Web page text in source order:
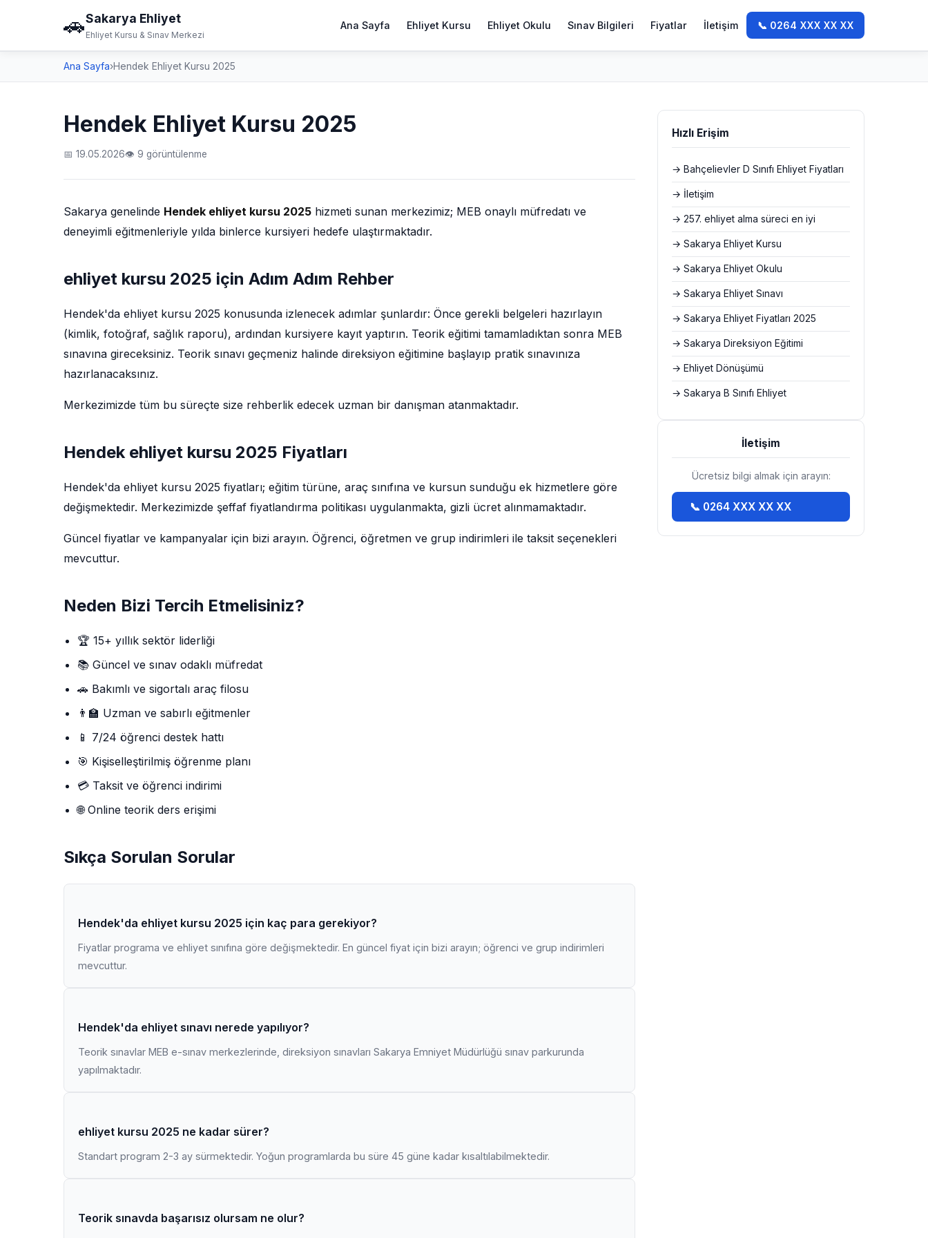
🚗Sakarya Ehliyet
Ehliyet Kursu & Sınav Merkezi
Ana Sayfa Ehliyet Kursu Ehliyet Okulu Sınav Bilgileri Fiyatlar İletişim 📞 0264 XXX XX XX
Ana Sayfa›Hendek Ehliyet Kursu 2025
Hendek Ehliyet Kursu 2025
📅 19.05.2026👁 9 görüntülenme
Sakarya genelinde Hendek ehliyet kursu 2025 hizmeti sunan merkezimiz; MEB onaylı müfredatı ve
deneyimli eğitmenleriyle yılda binlerce kursiyeri hedefe ulaştırmaktadır.
ehliyet kursu 2025 için Adım Adım Rehber
Hendek'da ehliyet kursu 2025 konusunda izlenecek adımlar şunlardır: Önce gerekli belgeleri hazırlayın
(kimlik, fotoğraf, sağlık raporu), ardından kursiyere kayıt yaptırın. Teorik eğitimi tamamladıktan sonra MEB
sınavına gireceksiniz. Teorik sınavı geçmeniz halinde direksiyon eğitimine başlayıp pratik sınavınıza
hazırlanacaksınız.
Merkezimizde tüm bu süreçte size rehberlik edecek uzman bir danışman atanmaktadır.
Hendek ehliyet kursu 2025 Fiyatları
Hendek'da ehliyet kursu 2025 fiyatları; eğitim türüne, araç sınıfına ve kursun sunduğu ek hizmetlere göre
değişmektedir. Merkezimizde şeffaf fiyatlandırma politikası uygulanmakta, gizli ücret alınmamaktadır.
Güncel fiyatlar ve kampanyalar için bizi arayın. Öğrenci, öğretmen ve grup indirimleri ile taksit seçenekleri
mevcuttur.
Neden Bizi Tercih Etmelisiniz?
🏆 15+ yıllık sektör liderliği
📚 Güncel ve sınav odaklı müfredat
🚗 Bakımlı ve sigortalı araç filosu
👨‍🏫 Uzman ve sabırlı eğitmenler
📱 7/24 öğrenci destek hattı
🎯 Kişiselleştirilmiş öğrenme planı
💳 Taksit ve öğrenci indirimi
🌐 Online teorik ders erişimi
Sıkça Sorulan Sorular
Hendek'da ehliyet kursu 2025 için kaç para gerekiyor?
Fiyatlar programa ve ehliyet sınıfına göre değişmektedir. En güncel fiyat için bizi arayın; öğrenci ve grup indirimleri
mevcuttur.
Hendek'da ehliyet sınavı nerede yapılıyor?
Teorik sınavlar MEB e-sınav merkezlerinde, direksiyon sınavları Sakarya Emniyet Müdürlüğü sınav parkurunda
yapılmaktadır.
ehliyet kursu 2025 ne kadar sürer?
Standart program 2-3 ay sürmektedir. Yoğun programlarda bu süre 45 güne kadar kısaltılabilmektedir.
Teorik sınavda başarısız olursam ne olur?
Hızlı Erişim
→ Bahçelievler D Sınıfı Ehliyet Fiyatları
→ İletişim
→ 257. ehliyet alma süreci en iyi
→ Sakarya Ehliyet Kursu
→ Sakarya Ehliyet Okulu
→ Sakarya Ehliyet Sınavı
→ Sakarya Ehliyet Fiyatları 2025
→ Sakarya Direksiyon Eğitimi
→ Ehliyet Dönüşümü
→ Sakarya B Sınıfı Ehliyet
İletişim
Ücretsiz bilgi almak için arayın:
📞 0264 XXX XX XX